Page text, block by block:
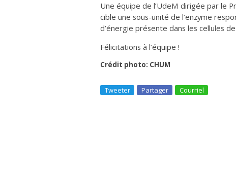
Une équipe de l’UdeM dirigée par le
cible une sous-unité de l’enzyme
d’énergie présente dans les cellules
Félicitations à l’équipe !
Crédit photo: CHUM
Tweeter Partager Courriel